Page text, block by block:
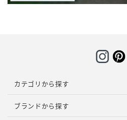
カテゴリから探す
ブランドから探す